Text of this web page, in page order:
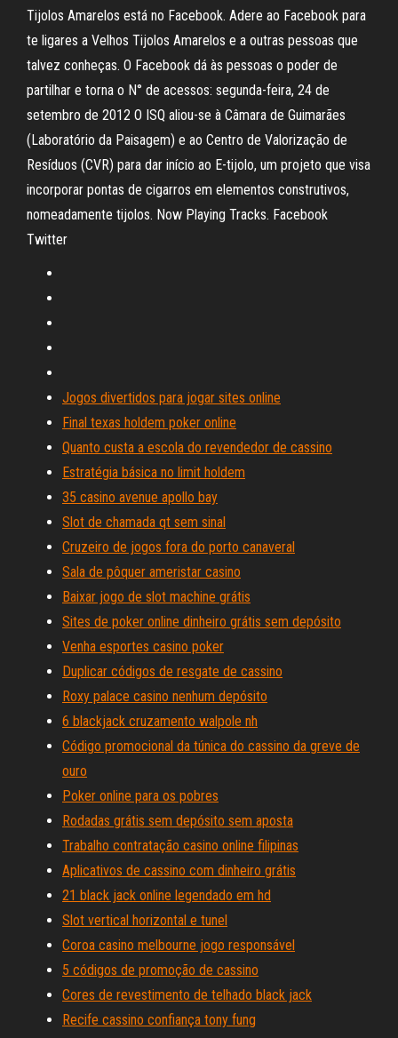
Tijolos Amarelos está no Facebook. Adere ao Facebook para
te ligares a Velhos Tijolos Amarelos e a outras pessoas que
talvez conheças. O Facebook dá às pessoas o poder de
partilhar e torna o N° de acessos: segunda-feira, 24 de
setembro de 2012 O ISQ aliou-se à Câmara de Guimarães
(Laboratório da Paisagem) e ao Centro de Valorização de
Resíduos (CVR) para dar início ao E-tijolo, um projeto que visa
incorporar pontas de cigarros em elementos construtivos,
nomeadamente tijolos. Now Playing Tracks. Facebook
Twitter
Jogos divertidos para jogar sites online
Final texas holdem poker online
Quanto custa a escola do revendedor de cassino
Estratégia básica no limit holdem
35 casino avenue apollo bay
Slot de chamada qt sem sinal
Cruzeiro de jogos fora do porto canaveral
Sala de pôquer ameristar casino
Baixar jogo de slot machine grátis
Sites de poker online dinheiro grátis sem depósito
Venha esportes casino poker
Duplicar códigos de resgate de cassino
Roxy palace casino nenhum depósito
6 blackjack cruzamento walpole nh
Código promocional da túnica do cassino da greve de
ouro
Poker online para os pobres
Rodadas grátis sem depósito sem aposta
Trabalho contratação casino online filipinas
Aplicativos de cassino com dinheiro grátis
21 black jack online legendado em hd
Slot vertical horizontal e tunel
Coroa casino melbourne jogo responsável
5 códigos de promoção de cassino
Cores de revestimento de telhado black jack
Recife cassino confiança tony fung